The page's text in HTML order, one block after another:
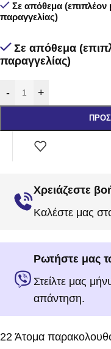
Σε απόθεμα (επιπλέον
παραγγελίας)
Σε απόθεμα
παραγγελίας)
- +
Χρειάζεστε
Καλέστε μας
Ρωτήστε μας
Στείλτε μας
απάντηση.
22 Άτομα